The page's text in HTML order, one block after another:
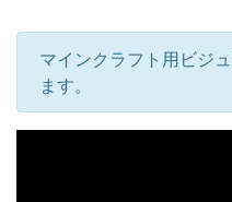
マインクラフト用ビジ
ます。